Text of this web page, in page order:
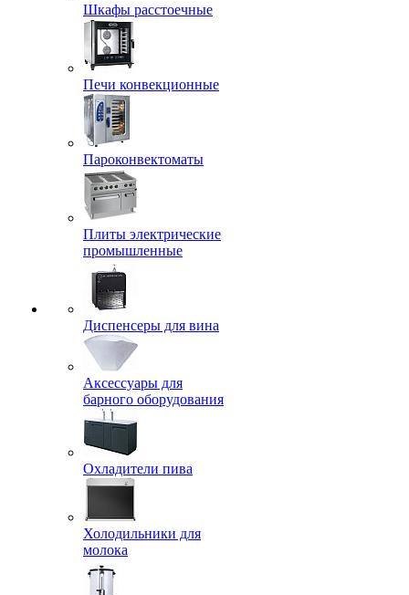
Шкафы расстоечные
Печи конвекционные
Пароконвектоматы
Плиты электрические
промышленные
Диспенсеры для вина
Аксессуары для
барного оборудования
Охладители пива
Холодильники для
молока